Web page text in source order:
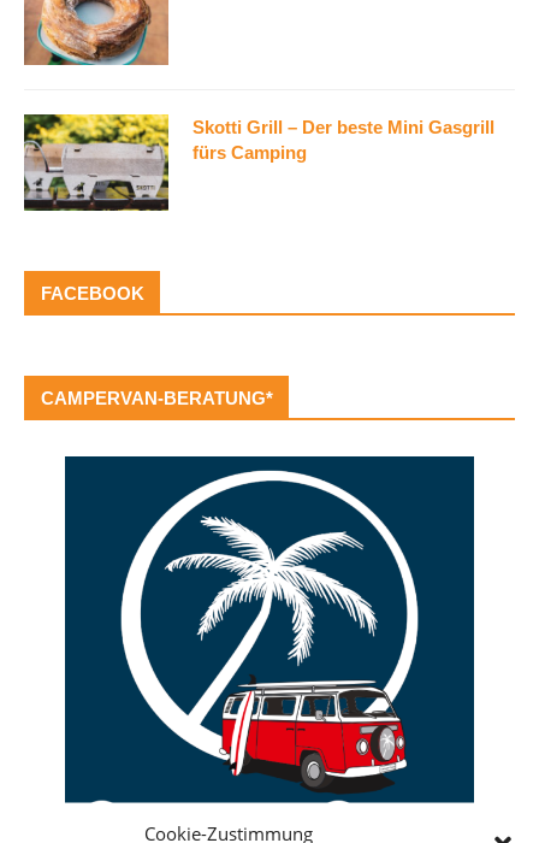
Cookie-Zustimmung
Skotti Grill – Der beste Mini Gasgrill
fürs Camping
FACEBOOK
CAMPERVAN-BERATUNG*